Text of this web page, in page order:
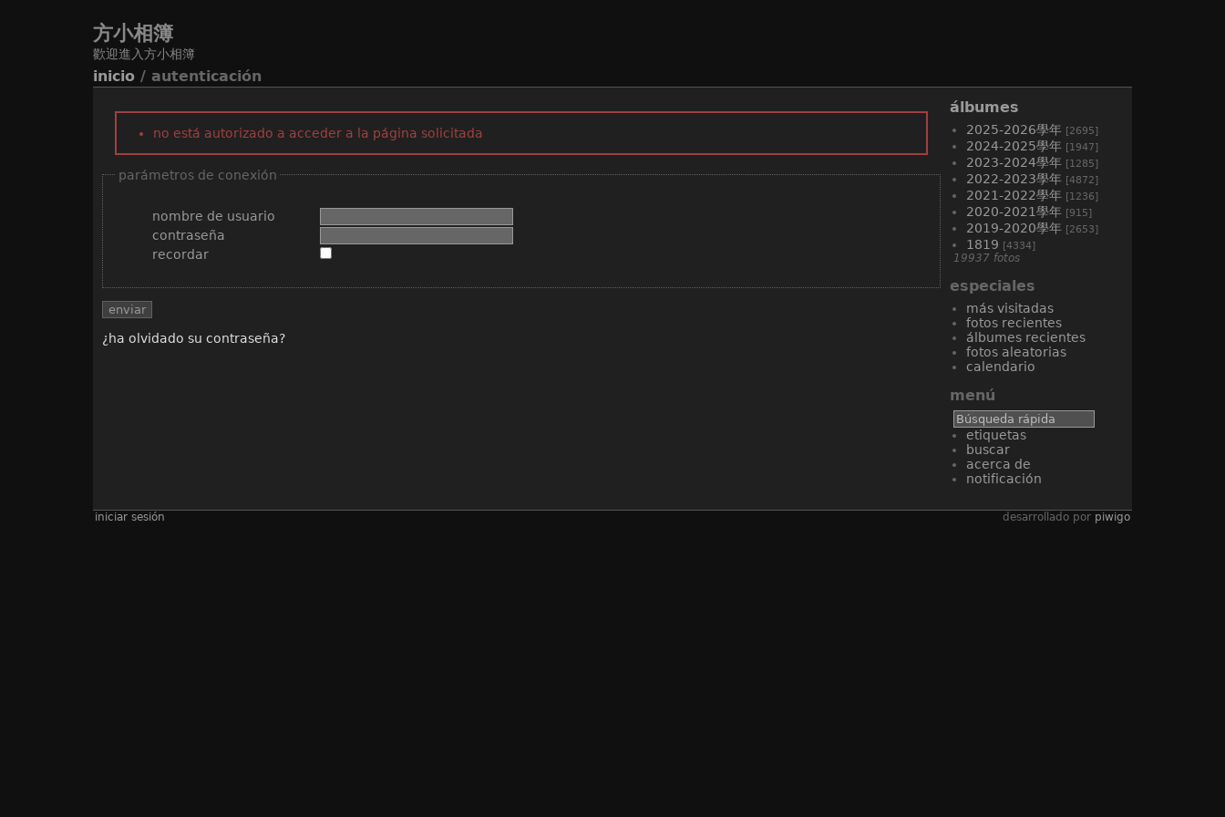
方小相簿
歡迎進入方小相簿
inicio / autenticación
no está autorizado a acceder a la página solicitada
parámetros de conexión
nombre de usuario
contraseña
recordar
¿ha olvidado su contraseña?
álbumes
2025-2026學年 [2695]
2024-2025學年 [1947]
2023-2024學年 [1285]
2022-2023學年 [4872]
2021-2022學年 [1236]
2020-2021學年 [915]
2019-2020學年 [2653]
1819 [4334]
19937 fotos
especiales
más visitadas
fotos recientes
álbumes recientes
fotos aleatorias
calendario
menú
etiquetas
buscar
acerca de
notificación
iniciar sesión desarrollado por piwigo